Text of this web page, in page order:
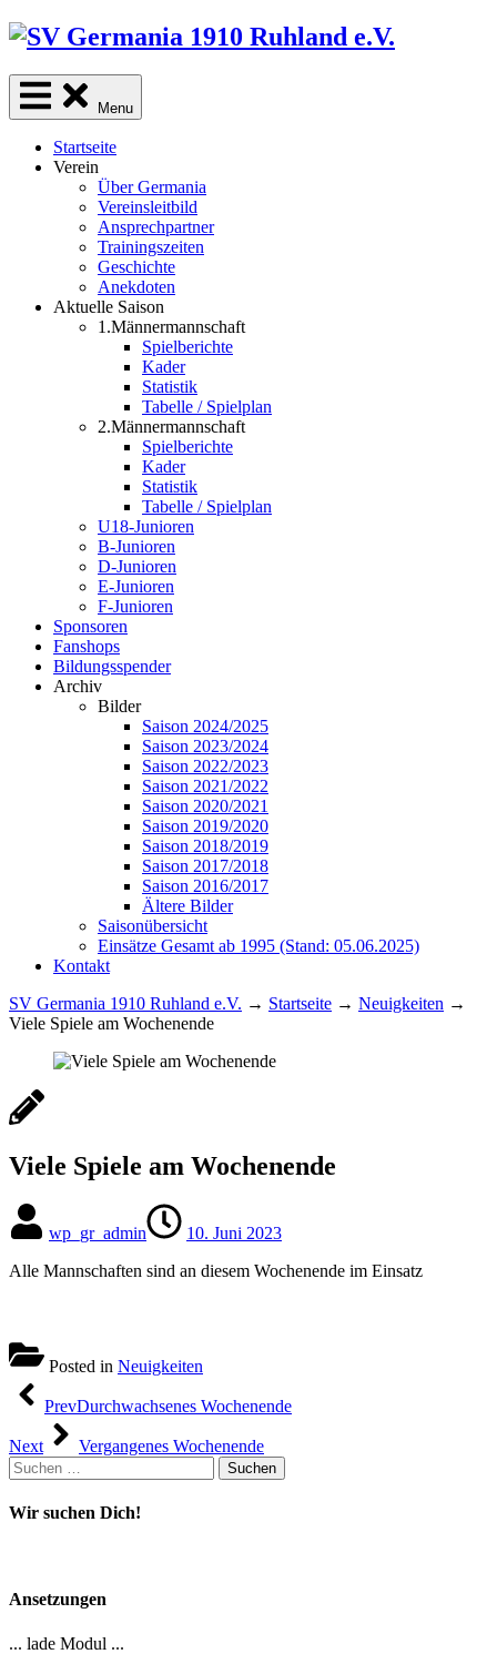
Skip
content
Menu
Startseite
Verein
Über Germania
Vereinsleitbild
Ansprechpartner
Trainingszeiten
Geschichte
Anekdoten
Aktuelle Saison
1.Männermannschaft
Spielberichte
Kader
Statistik
Tabelle / Spielplan
2.Männermannschaft
Spielberichte
Kader
Statistik
Tabelle / Spielplan
U18-Junioren
B-Junioren
D-Junioren
E-Junioren
F-Junioren
Sponsoren
Fanshops
Bildungsspender
Archiv
Bilder
Saison 2024/2025
Saison 2023/2024
Saison 2022/2023
Saison 2021/2022
Saison 2020/2021
Saison 2019/2020
Saison 2018/2019
Saison 2017/2018
Saison 2016/2017
Ältere Bilder
Saisonübersicht
Einsätze Gesamt ab 1995 (Stand: 05.06.2025)
Kontakt
SV Germania 1910 Ruhland e.V. → Startseite → Neuigkeiten →
Viele Spiele am Wochenende
Viele Spiele am Wochenende
wp_gr_admin
10. Juni 2023
Alle Mannschaften sind an diesem Wochenende im Einsatz
Posted in Neuigkeiten
Beitragsnavigation
PrevDurchwachsenes Wochenende
Next
Vergangenes Wochenende
Suchen
nach:
Wir suchen Dich!
Ansetzungen
... lade Modul ...